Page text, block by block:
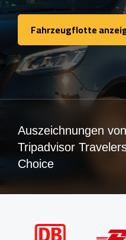
Fahrzeugflotte
Fahrzeugflotte
Auszeichnungen von
Tripadvisor
Choice